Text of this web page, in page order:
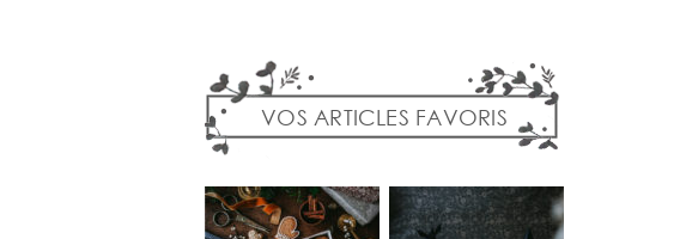
VOS ARTICLES FAVORIS